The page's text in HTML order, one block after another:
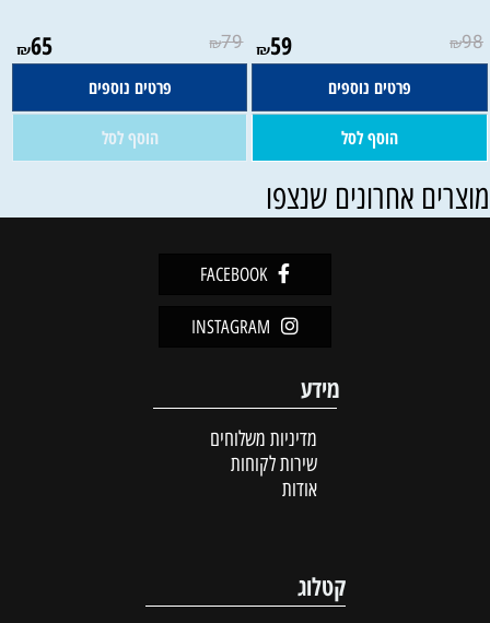
₪98
₪59
פרטים נוספים
הוסף לסל
₪79
₪65
פרטים נוספים
הוסף לסל
אחרונים שנצפו
FACEBOOK
INSTAGRAM
מידע
מדיניות משלוחים
שירות לקוחות
אודות
קטלוג